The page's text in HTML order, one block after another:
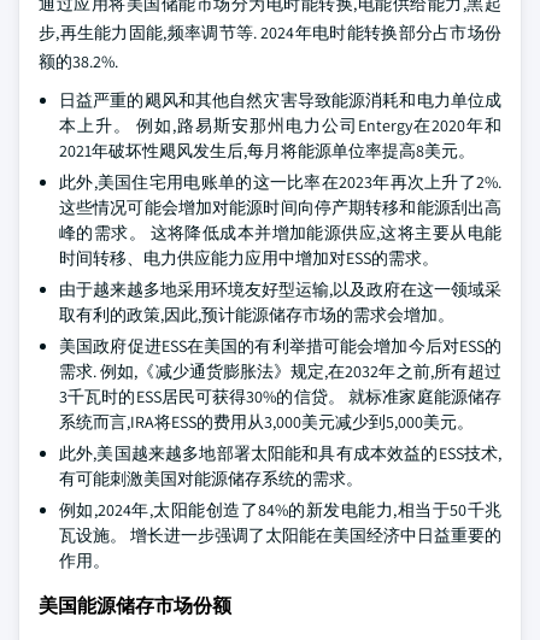
步,再生能力固能,频率调节等. 2024年电时能转换部分占市场份
额的38.2%.
日益严重的飓风和其他自然灾害导致能源消耗和电力单位成
本上升。 例如,路易斯安那州电力公司Entergy在2020年和
2021年破坏性飓风发生后,每月将能源单位率提高8美元。
此外,美国住宅用电账单的这一比率在2023年再次上升了2%.
这些情况可能会增加对能源时间向停产期转移和能源刮出高
峰的需求。 这将降低成本并增加能源供应,这将主要从电能
时间转移、电力供应能力应用中增加对ESS的需求。
由于越来越多地采用环境友好型运输,以及政府在这一领域采
取有利的政策,因此,预计能源储存市场的需求会增加。
美国政府促进ESS在美国的有利举措可能会增加今后对ESS的
需求. 例如,《减少通货膨胀法》规定,在2032年之前,所有超过
3千瓦时的ESS居民可获得30%的信贷。 就标准家庭能源储存
系统而言,IRA将ESS的费用从3,000美元减少到5,000美元。
此外,美国越来越多地部署太阳能和具有成本效益的ESS技术,
有可能刺激美国对能源储存系统的需求。
例如,2024年,太阳能创造了84%的新发电能力,相当于50千兆
瓦设施。 增长进一步强调了太阳能在美国经济中日益重要的
作用。
美国能源储存市场份额